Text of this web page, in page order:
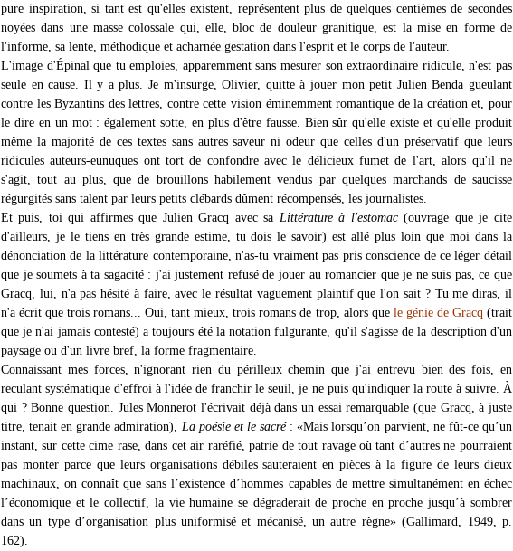
pure inspiration, si tant est qu'elles existent, représentent plus de quelques centièmes de secondes
noyées dans une masse colossale qui, elle, bloc de douleur granitique, est la mise en forme de
l'informe, sa lente, méthodique et acharnée gestation dans l'esprit et le corps de l'auteur.
L'image d'Épinal que tu emploies, apparemment sans mesurer son extraordinaire ridicule, n'est pas
seule en cause. Il y a plus. Je m'insurge, Olivier, quitte à jouer mon petit Julien Benda gueulant
contre les Byzantins des lettres, contre cette vision éminemment romantique de la création et, pour
le dire en un mot : également sotte, en plus d'être fausse. Bien sûr qu'elle existe et qu'elle produit
même la majorité de ces textes sans autres saveur ni odeur que celles d'un préservatif que leurs
ridicules auteurs-eunuques ont tort de confondre avec le délicieux fumet de l'art, alors qu'il ne
s'agit, tout au plus, que de brouillons habilement vendus par quelques marchands de saucisse
régurgités sans talent par leurs petits clébards dûment récompensés, les journalistes.
Et puis, toi qui affirmes que Julien Gracq avec sa Littérature à l'estomac(ouvrage que je cite
d'ailleurs, je le tiens en très grande estime, tu dois le savoir) est allé plus loin que moi dans la
dénonciation de la littérature contemporaine, n'as-tu vraiment pas pris conscience de ce léger détail
que je soumets à ta sagacité : j'ai justement refusé de jouer au romancier que je ne suis pas, ce que
Gracq, lui, n'a pas hésité à faire, avec le résultat vaguement plaintif que l'on sait ? Tu me diras, il
n'a écrit que trois romans... Oui, tant mieux, trois romans de trop, alors que le génie de Gracq (trait
que je n'ai jamais contesté) a toujours été la notation fulgurante, qu'il s'agisse de la description d'un
paysage ou d'un livre bref, la forme fragmentaire.
Connaissant mes forces, n'ignorant rien du périlleux chemin que j'ai entrevu bien des fois, en
reculant systématique d'effroi à l'idée de franchir le seuil, je ne puis qu'indiquer la route à suivre. À
qui ? Bonne question. Jules Monnerot l'écrivait déjà dans un essai remarquable (que Gracq, à juste
titre, tenait en grande admiration), La poésie et le sacré: «Mais lorsqu’on parvient, ne fût-ce qu’un
instant, sur cette cime rase, dans cet air raréfié, patrie de tout ravage où tant d’autres ne pourraient
pas monter parce que leurs organisations débiles sauteraient en pièces à la figure de leurs dieux
machinaux, on connaît que sans l’existence d’hommes capables de mettre simultanément en échec
l’économique et le collectif, la vie humaine se dégraderait de proche en proche jusqu’à sombrer
dans un type d’organisation plus uniformisé et mécanisé, un autre règne» (Gallimard, 1949, p.
162).